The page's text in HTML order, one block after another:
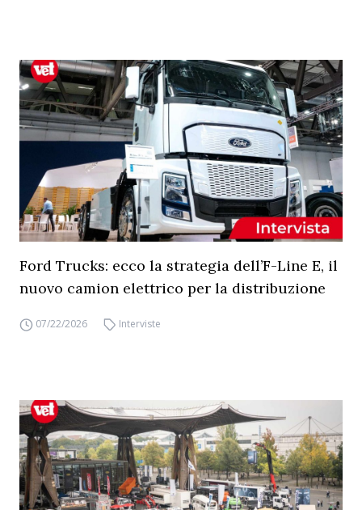
Ford Trucks: ecco la strategia dell’F-Line E, il
nuovo camion elettrico per la distribuzione
07/22/2026 Interviste